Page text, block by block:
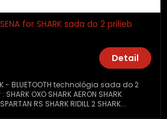
for SHARK sada do 2 prilieb
Detail
- BLUETOOTH technológia sada do 2
OXO SHARK AERON SHARK
RS SHARK RIDILL 2 SHARK...